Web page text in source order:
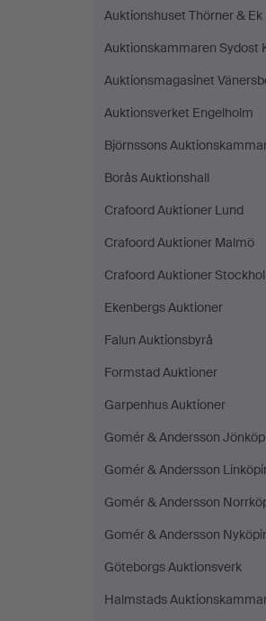
Auktionshuset Thörner & Ek
Auktionskammaren Sydost
Auktionsmagasinet
Auktionsverket Engelholm
Björnssons
Borås Auktionshall
Crafoord Auktioner Lund
Crafoord Auktioner Malmö
Crafoord Auktioner
Ekenbergs Auktioner
Falun Auktionsbyrå
Formstad Auktioner
Garpenhus Auktioner
Gomér & Andersson
Gomér & Andersson
Gomér & Andersson
Gomér & Andersson
Göteborgs Auktionsverk
Halmstads